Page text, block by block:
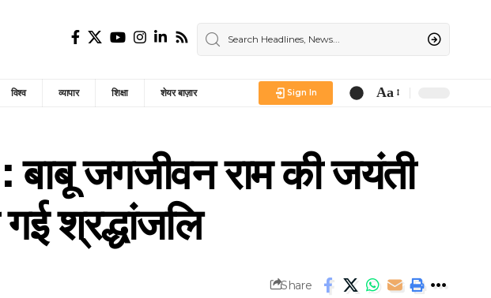
विश्व व्यापार शिक्षा शेयर बाज़ार Sign In
Font
Aa
जगजीवन राम की जयंती
श्रद्धांजलि
Share